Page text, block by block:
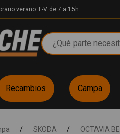
verano: L-V de 7 a 15h
Recambios Campa
/ SKODA / OCTAVIA